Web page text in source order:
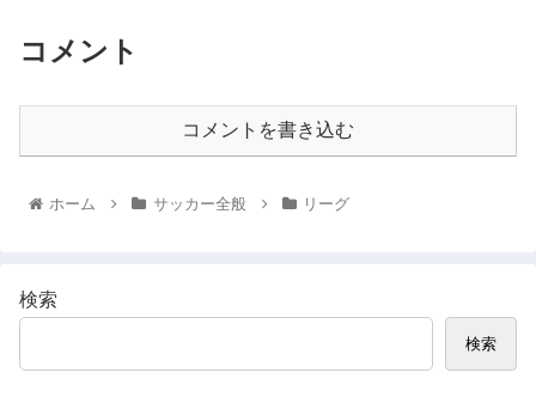
コメント
コメントを書き込む
ホーム サッカー全般 リーグ
検索
検索